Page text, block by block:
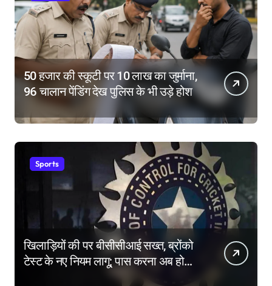
50 हजार की स्कूटी पर 10 लाख का जुर्माना,
96 चालान पेंडिंग देख पुलिस के भी उड़े होश
Sports
खिलाड़ियों की पर बीसीसीआई सख्त, ब्रोंको
टेस्ट के नए नियम लागू; पास करना अब होगा